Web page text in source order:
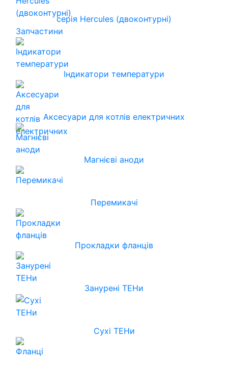
серія Hercules (двоконтурні)
Запчастини
Індикатори температури
Аксесуари для котлів електричних
Магнієві аноди
Перемикачі
Прокладки фланців
Занурені ТЕНи
Сухі ТЕНи